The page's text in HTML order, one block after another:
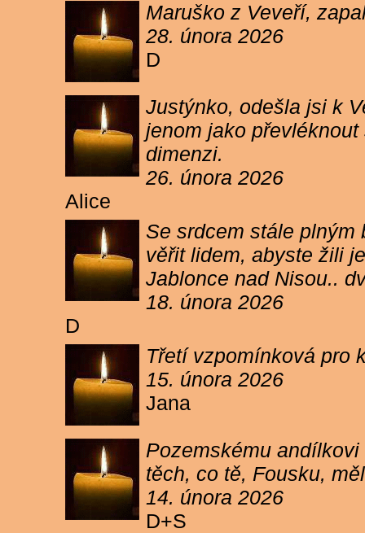
Maruško z Veveří,
28. února 2026
D
Justýnko, odešla jsi k
jenom jako
dimenzi.
26. února 2026
Alice
Se srdcem stále
věřit lidem, abyste žili
Jablonce nad Nisou..
18. února 2026
D
Třetí vzpomínková pro
15. února 2026
Jana
Pozemskému
těch, co tě, Fousku,
14. února 2026
D+S